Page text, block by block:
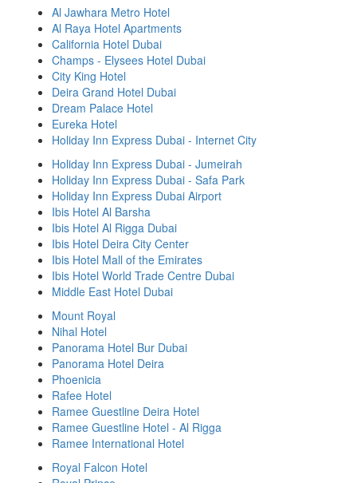
Al Jawhara Metro Hotel
Al Raya Hotel Apartments
California Hotel Dubai
Champs - Elysees Hotel Dubai
City King Hotel
Deira Grand Hotel Dubai
Dream Palace Hotel
Eureka Hotel
Holiday Inn Express Dubai - Internet City
Holiday Inn Express Dubai - Jumeirah
Holiday Inn Express Dubai - Safa Park
Holiday Inn Express Dubai Airport
Ibis Hotel Al Barsha
Ibis Hotel Al Rigga Dubai
Ibis Hotel Deira City Center
Ibis Hotel Mall of the Emirates
Ibis Hotel World Trade Centre Dubai
Middle East Hotel Dubai
Mount Royal
Nihal Hotel
Panorama Hotel Bur Dubai
Panorama Hotel Deira
Phoenicia
Rafee Hotel
Ramee Guestline Deira Hotel
Ramee Guestline Hotel - Al Rigga
Ramee International Hotel
Royal Falcon Hotel